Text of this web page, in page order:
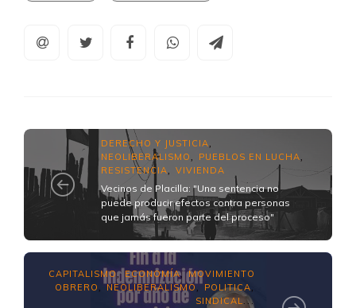
DERECHO Y JUSTICIA
NEOLIBERALISMO PUEBLOS EN LUCHA
RESISTENCIA VIVIENDA
Vecinos de Placilla: "Una sentencia no
puede producir efectos contra personas
que jamás fueron parte del proceso"
CAPITALISMO, ECONOMÍA,MOVIMIENTO
OBRERO
,NEOLIBERALISMO, POLITICA
SINDICAL ...